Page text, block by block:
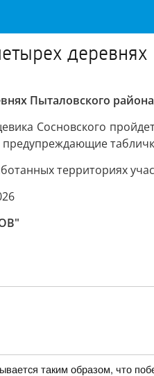
Пыталовского
Сосновского
предупреждающие
территориях
таким образом, что